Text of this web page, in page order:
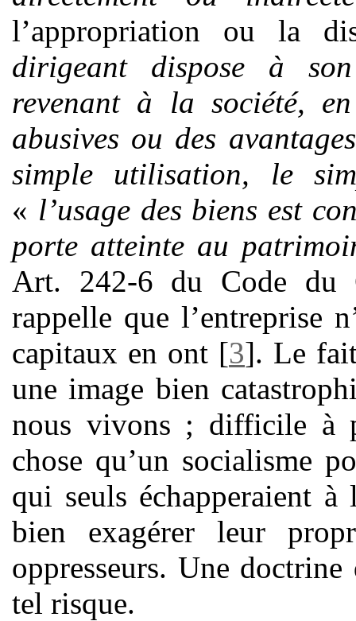
l’appropriation ou la
dirigeant dispose à
revenant à la société,
abusives ou des
simple utilisation, le
« l’usage des biens est
porte atteinte au
Art. 242-6 du Code du
rappelle que l’entreprise
capitaux en ont [3]. Le
une image bien
nous vivons ; difficile à
chose qu’un socialisme
qui seuls échapperaient
bien exagérer leur
oppresseurs. Une
tel risque.